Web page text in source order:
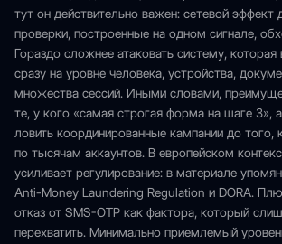
тут он действительно важен: сетевой эффект
проверки, построенные на одном сигнале,
Гораздо сложнее атаковать систему, которая
сразу на уровне человека, устройства,
множества сессий. Иными словами,
те, у кого «самая строгая форма на шаге 3»,
ловить координированные кампании до того,
по тысячам аккаунтов. В европейском
усиливает регулирование: в материале
Anti-Money Laundering Regulation и DORA.
отказ от SMS-OTP как фактора, который
перехватить. Минимально приемлемый